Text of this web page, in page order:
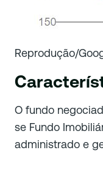
Reprodução/
O fundo
se Fundo
administrado e